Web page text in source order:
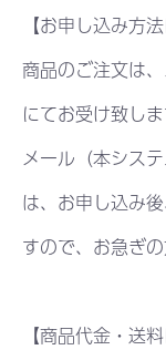
【お申し込み方
商品のご注文は
にてお受け致しま
メール（本シス
は、お申し込み
すので、お急ぎ
【商品代金・送